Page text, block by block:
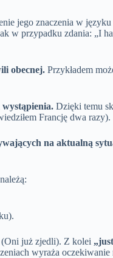
jego znaczenia w
w przypadku zdania: „I
obecnej. Przykładem
wystąpienia. Dzięki temu
Francję dwa razy).
na aktualną
(Oni już zjedli). Z kolei
wyraża